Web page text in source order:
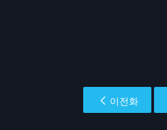
이전화